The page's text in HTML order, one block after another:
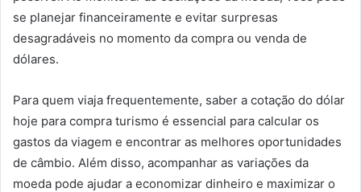
se planejar financeiramente e evitar surpresas
desagradáveis no momento da compra ou venda de
dólares.
Para quem viaja frequentemente, saber a cotação do dólar
hoje para compra turismo é essencial para calcular os
gastos da viagem e encontrar as melhores oportunidades
de câmbio. Além disso, acompanhar as variações da
moeda pode ajudar a economizar dinheiro e maximizar o